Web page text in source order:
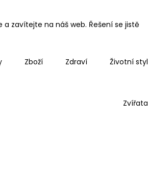
zavítejte na náš web. Řešení se jistě
Zboží Zdraví Životní styl
Zvířata